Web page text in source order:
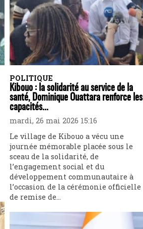
POLITIQUE
Kibouo : la solidarité au service de la
santé, Dominique Ouattara renforce les
capacités...
mardi, 26 mai 2026 15:16
Le village de Kibouo a vécu une
journée mémorable placée sous le
sceau de la solidarité, de
l’engagement social et du
développement communautaire à
l’occasion de la cérémonie officielle
de remise de...